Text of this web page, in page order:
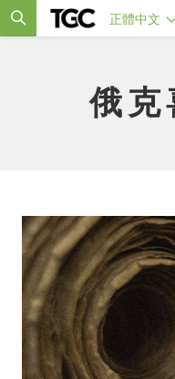
正體中文
俄克